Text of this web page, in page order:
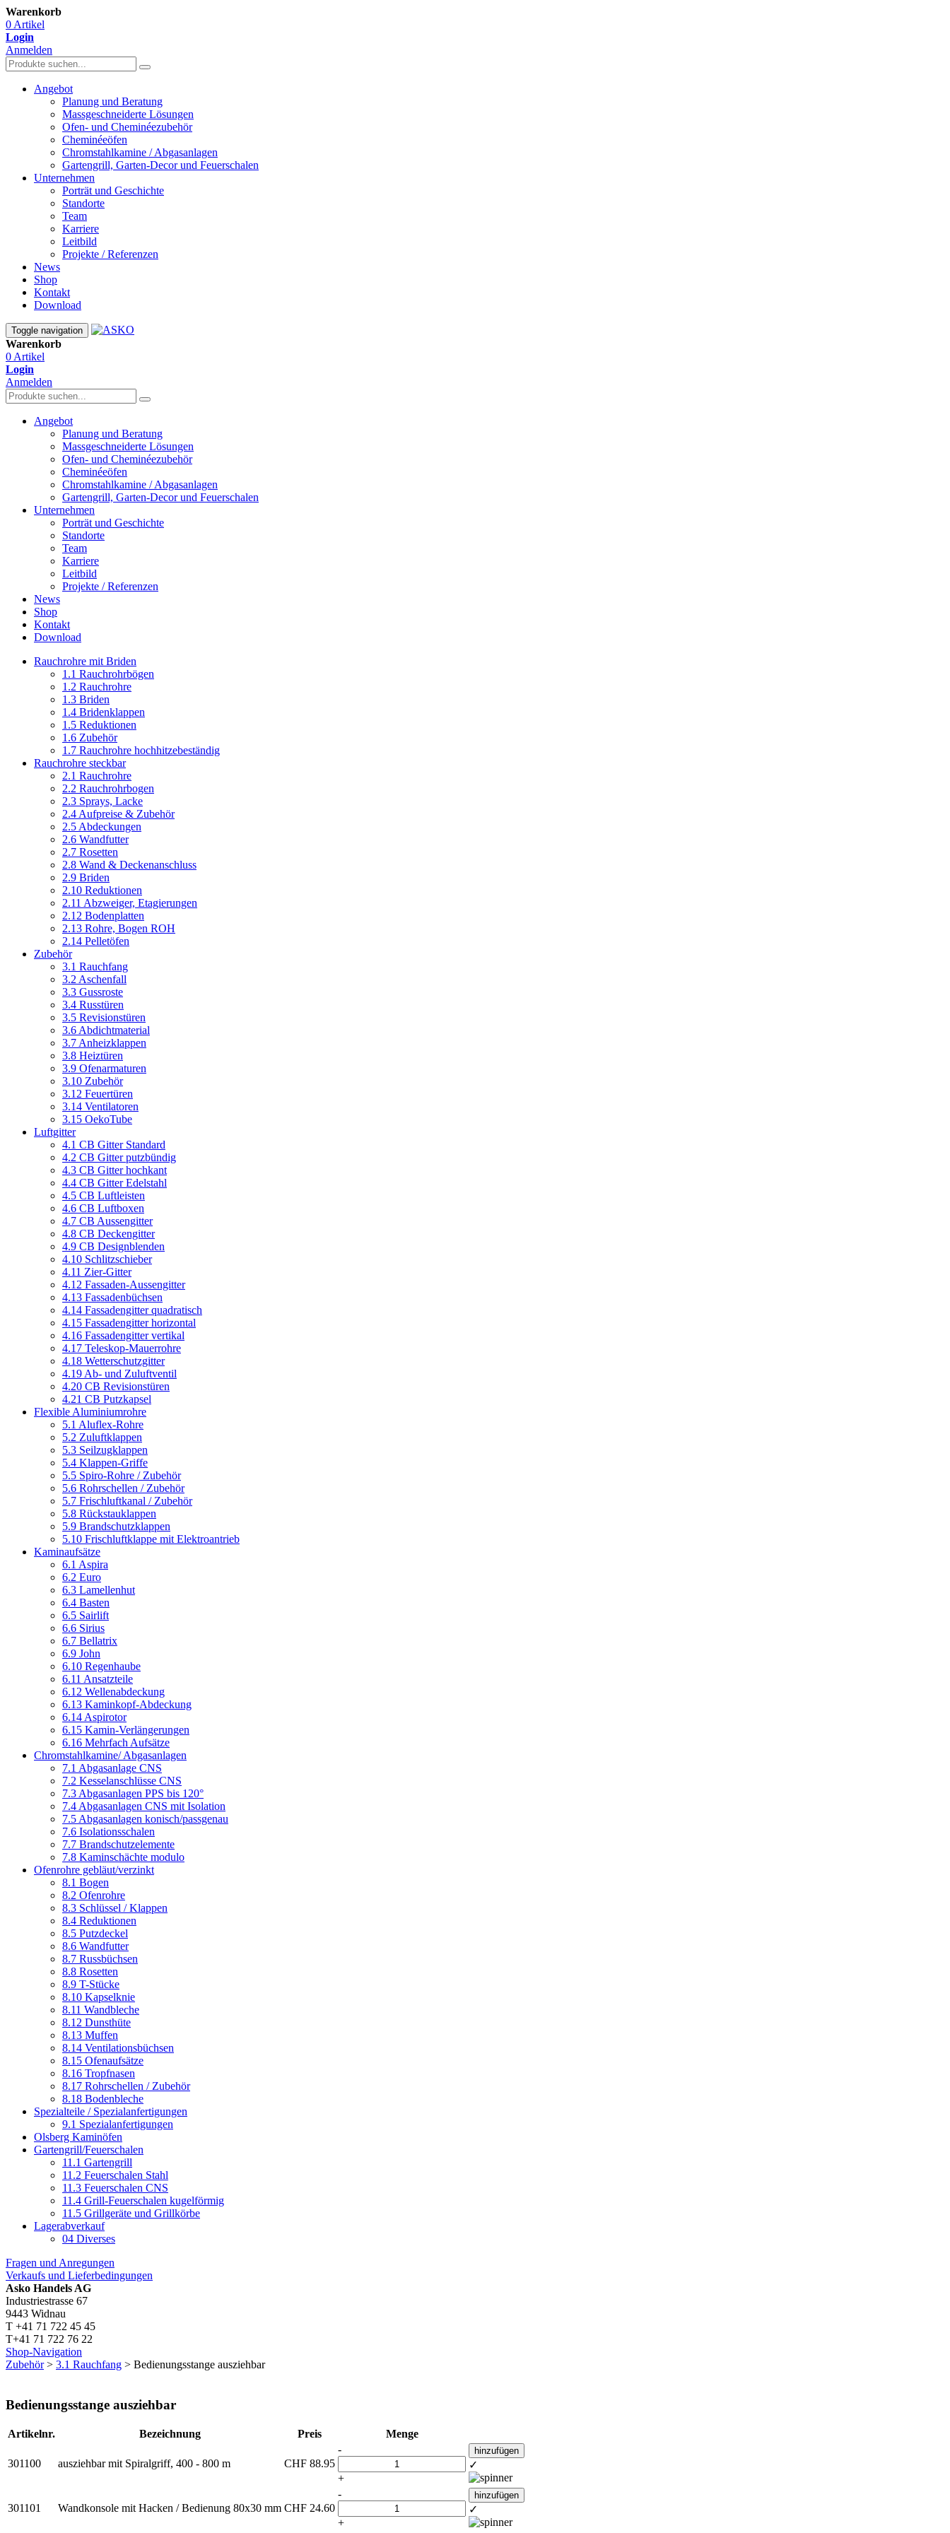
Warenkorb
0 Artikel
Login
Anmelden
Angebot
Planung und Beratung
Massgeschneiderte Lösungen
Ofen- und Cheminéezubehör
Cheminéeöfen
Chromstahlkamine / Abgasanlagen
Gartengrill, Garten-Decor und Feuerschalen
Unternehmen
Porträt und Geschichte
Standorte
Team
Karriere
Leitbild
Projekte / Referenzen
News
Shop
Kontakt
Download
Toggle navigation
Warenkorb
0 Artikel
Login
Anmelden
Angebot
Planung und Beratung
Massgeschneiderte Lösungen
Ofen- und Cheminéezubehör
Cheminéeöfen
Chromstahlkamine / Abgasanlagen
Gartengrill, Garten-Decor und Feuerschalen
Unternehmen
Porträt und Geschichte
Standorte
Team
Karriere
Leitbild
Projekte / Referenzen
News
Shop
Kontakt
Download
Rauchrohre mit Briden
1.1 Rauchrohrbögen
1.2 Rauchrohre
1.3 Briden
1.4 Bridenklappen
1.5 Reduktionen
1.6 Zubehör
1.7 Rauchrohre hochhitzebeständig
Rauchrohre steckbar
2.1 Rauchrohre
2.2 Rauchrohrbogen
2.3 Sprays, Lacke
2.4 Aufpreise & Zubehör
2.5 Abdeckungen
2.6 Wandfutter
2.7 Rosetten
2.8 Wand & Deckenanschluss
2.9 Briden
2.10 Reduktionen
2.11 Abzweiger, Etagierungen
2.12 Bodenplatten
2.13 Rohre, Bogen ROH
2.14 Pelletöfen
Zubehör
3.1 Rauchfang
3.2 Aschenfall
3.3 Gussroste
3.4 Russtüren
3.5 Revisionstüren
3.6 Abdichtmaterial
3.7 Anheizklappen
3.8 Heiztüren
3.9 Ofenarmaturen
3.10 Zubehör
3.12 Feuertüren
3.14 Ventilatoren
3.15 OekoTube
Luftgitter
4.1 CB Gitter Standard
4.2 CB Gitter putzbündig
4.3 CB Gitter hochkant
4.4 CB Gitter Edelstahl
4.5 CB Luftleisten
4.6 CB Luftboxen
4.7 CB Aussengitter
4.8 CB Deckengitter
4.9 CB Designblenden
4.10 Schlitzschieber
4.11 Zier-Gitter
4.12 Fassaden-Aussengitter
4.13 Fassadenbüchsen
4.14 Fassadengitter quadratisch
4.15 Fassadengitter horizontal
4.16 Fassadengitter vertikal
4.17 Teleskop-Mauerrohre
4.18 Wetterschutzgitter
4.19 Ab- und Zuluftventil
4.20 CB Revisionstüren
4.21 CB Putzkapsel
Flexible Aluminiumrohre
5.1 Aluflex-Rohre
5.2 Zuluftklappen
5.3 Seilzugklappen
5.4 Klappen-Griffe
5.5 Spiro-Rohre / Zubehör
5.6 Rohrschellen / Zubehör
5.7 Frischluftkanal / Zubehör
5.8 Rückstauklappen
5.9 Brandschutzklappen
5.10 Frischluftklappe mit Elektroantrieb
Kaminaufsätze
6.1 Aspira
6.2 Euro
6.3 Lamellenhut
6.4 Basten
6.5 Sairlift
6.6 Sirius
6.7 Bellatrix
6.9 John
6.10 Regenhaube
6.11 Ansatzteile
6.12 Wellenabdeckung
6.13 Kaminkopf-Abdeckung
6.14 Aspirotor
6.15 Kamin-Verlängerungen
6.16 Mehrfach Aufsätze
Chromstahlkamine/ Abgasanlagen
7.1 Abgasanlage CNS
7.2 Kesselanschlüsse CNS
7.3 Abgasanlagen PPS bis 120°
7.4 Abgasanlagen CNS mit Isolation
7.5 Abgasanlagen konisch/passgenau
7.6 Isolationsschalen
7.7 Brandschutzelemente
7.8 Kaminschächte modulo
Ofenrohre gebläut/verzinkt
8.1 Bogen
8.2 Ofenrohre
8.3 Schlüssel / Klappen
8.4 Reduktionen
8.5 Putzdeckel
8.6 Wandfutter
8.7 Russbüchsen
8.8 Rosetten
8.9 T-Stücke
8.10 Kapselknie
8.11 Wandbleche
8.12 Dunsthüte
8.13 Muffen
8.14 Ventilationsbüchsen
8.15 Ofenaufsätze
8.16 Tropfnasen
8.17 Rohrschellen / Zubehör
8.18 Bodenbleche
Spezialteile / Spezialanfertigungen
9.1 Spezialanfertigungen
Olsberg Kaminöfen
Gartengrill/Feuerschalen
11.1 Gartengrill
11.2 Feuerschalen Stahl
11.3 Feuerschalen CNS
11.4 Grill-Feuerschalen kugelförmig
11.5 Grillgeräte und Grillkörbe
Lagerabverkauf
04 Diverses
Fragen und Anregungen
Verkaufs und Lieferbedingungen
Asko Handels AG
Industriestrasse 67
9443 Widnau
T +41 71 722 45 45
T+41 71 722 76 22
Shop-Navigation
Zubehör> 3.1 Rauchfang > Bedienungsstange ausziehbar
Bedienungsstange ausziehbar
Artikelnr. Bezeichnung Preis Menge
301100 ausziehbar mit Spiralgriff, 400 - 800 m CHF 88.95
-
+
hinzufügen
✓
301101 Wandkonsole mit Hacken / Bedienung 80x30 mm CHF 24.60
-
+
hinzufügen
✓